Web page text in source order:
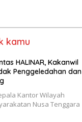
kamu
HALINAR, Kakanwil
Penggeledahan dan
Kantor Wilayah
Nusa Tenggara